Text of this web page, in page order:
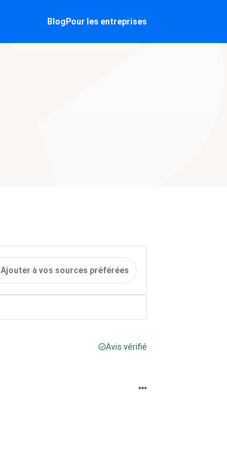
Blog Pour les entreprises
Ajouter à vos sources préférées
Avis vérifié